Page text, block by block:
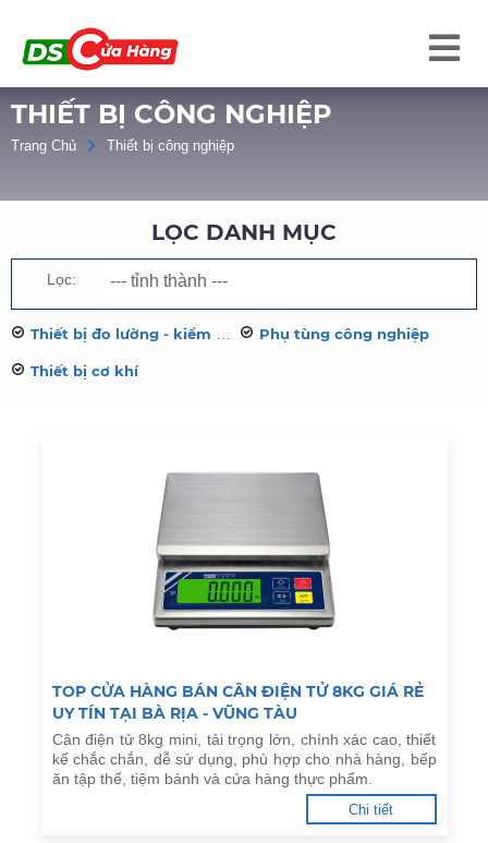
THIẾT BỊ CÔNG NGHIỆP
Trang Chủ Thiết bị công nghiệp
LỌC DANH MỤC
Lọc:
Thiết bị đo lường - kiểm tra Phụ tùng công nghiệp
Thiết bị cơ khí
TOP CỬA HÀNG BÁN CÂN ĐIỆN TỬ 8KG GIÁ RẺ
UY TÍN TẠI BÀ RỊA - VŨNG TÀU
Cân điện tử 8kg mini, tải trọng lớn, chính xác cao, thiết
kế chắc chắn, dễ sử dụng, phù hợp cho nhà hàng, bếp
ăn tập thể, tiệm bánh và cửa hàng thực phẩm.
Chi tiết